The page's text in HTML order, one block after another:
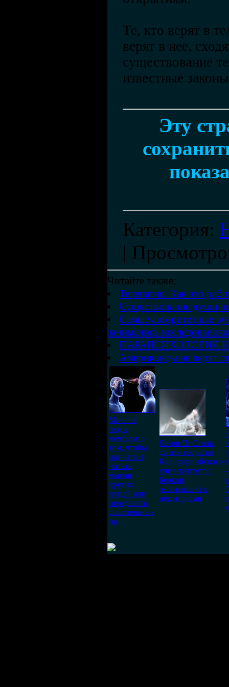
Те, кто верят в
верят в нее,
существование
известные
Эту
Категория:
|
Читайте также:
Телепатия. Как это
Существование души
Самые авторитетные
занимались
ПАРАПСИХОЛОГИЯ
Американцы не верят
Многие
люди
мечтают о
том, чтобы
научиться
читать
мысли
других
людей или
передавать
собственные
на
Генри П. Стапп,
физик-теоретик
Калифорнийского
университета в
Беркли,
работавший с
некоторыми